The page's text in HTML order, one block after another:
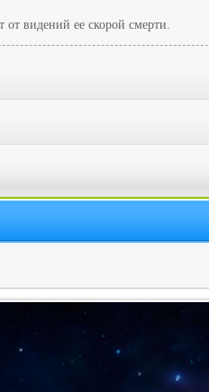
видений ее скорой смерти.